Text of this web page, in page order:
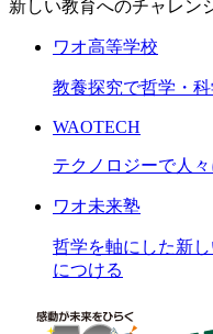
新しい教育へのチャレン
ワオ高等学校
教養探究で哲学・
WAOTECH
テクノロジーで人
ワオ未来塾
哲学を軸にした新
につける